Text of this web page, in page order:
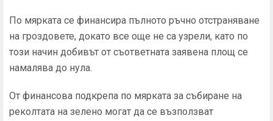
По мярката се финансира пълното ръчно отстраняване
на гроздовете, докато все още не са узрели, като по
този начин добивът от съответната заявена площ се
намалява до нула.
От финансова подкрепа по мярката за събиране на
реколтата на зелено могат да се възползват